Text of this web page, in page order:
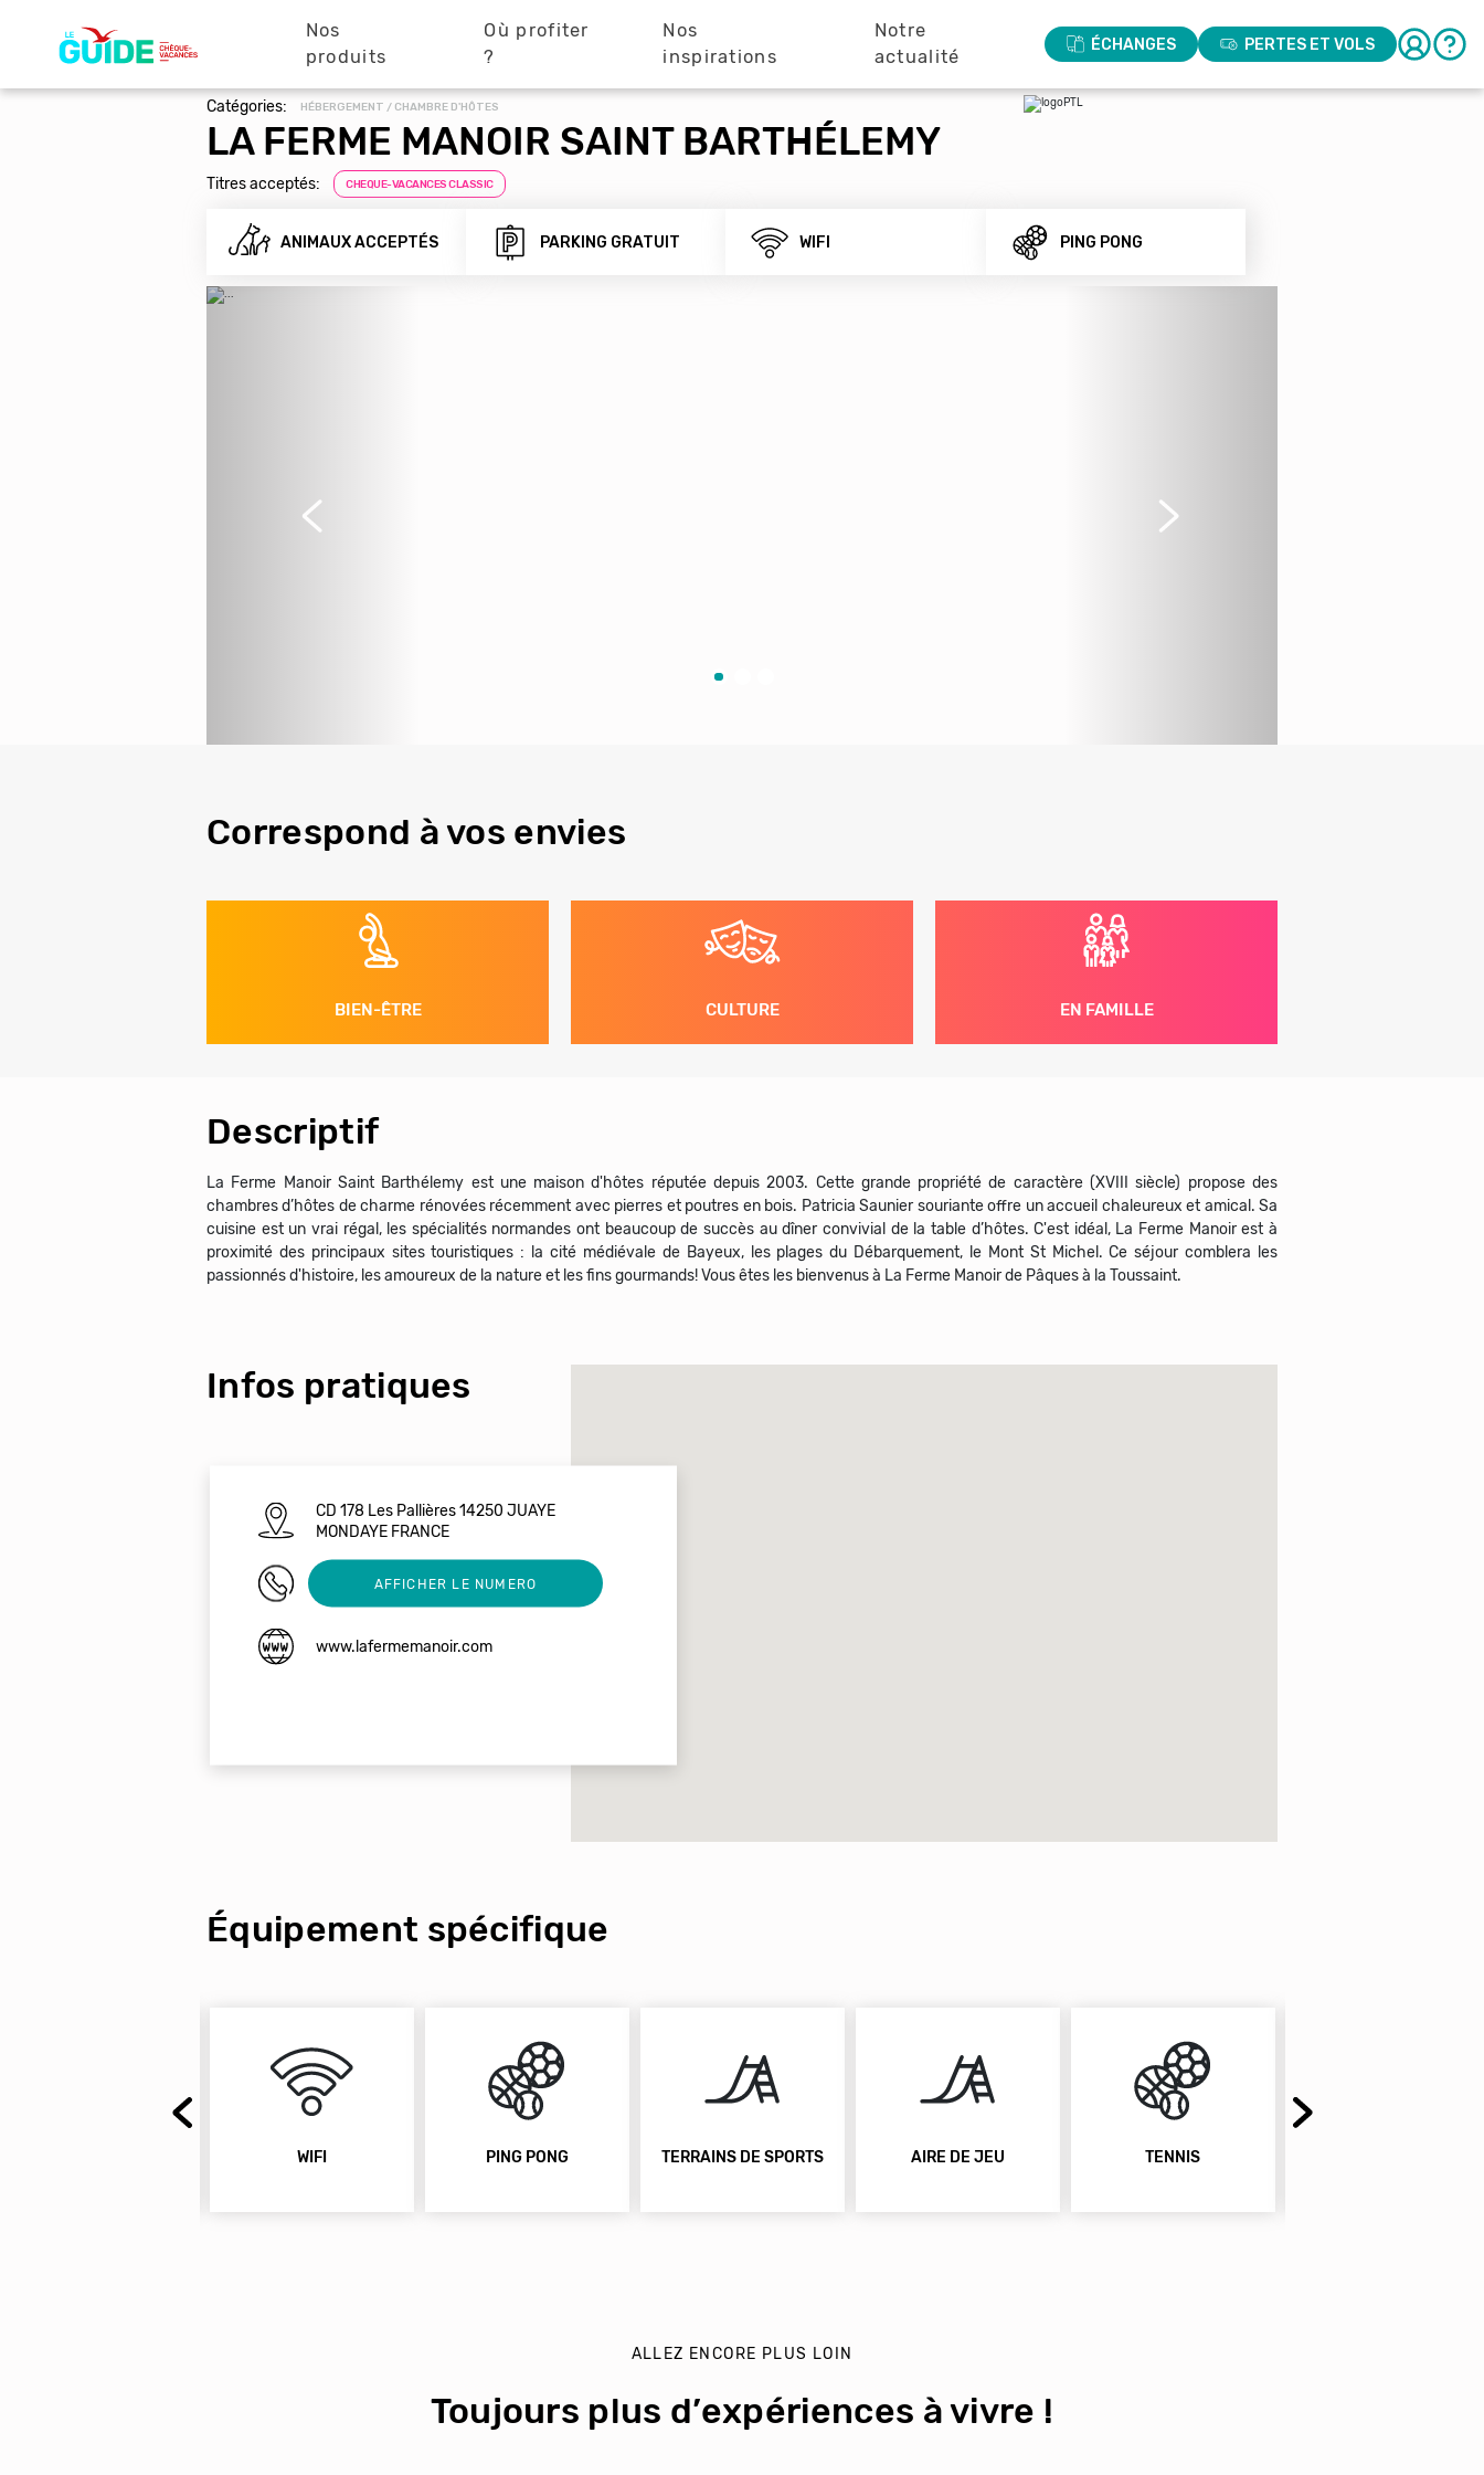
principale
Nos
produits
Où profiter
?
Nos
inspirations
Notre
actualité
ÉCHANGES PERTES ET VOLS
Catégories: HÉBERGEMENT / CHAMBRE D'HÔTES
LA FERME MANOIR SAINT BARTHÉLEMY
Titres acceptés: CHEQUE-VACANCES CLASSIC
ANIMAUX ACCEPTÉS PARKING GRATUIT WIFI PING PONG
Précédent Suivant
Correspond à vos envies
BIEN-ÊTRE CULTURE EN FAMILLE
Descriptif
La Ferme Manoir Saint Barthélemy est une maison d'hôtes réputée depuis 2003. Cette grande propriété de caractère (XVIII siècle) propose des
chambres d’hôtes de charme rénovées récemment avec pierres et poutres en bois. Patricia Saunier souriante offre un accueil chaleureux et amical. Sa
cuisine est un vrai régal, les spécialités normandes ont beaucoup de succès au dîner convivial de la table d’hôtes. C'est idéal, La Ferme Manoir est à
proximité des principaux sites touristiques : la cité médiévale de Bayeux, les plages du Débarquement, le Mont St Michel. Ce séjour comblera les
passionnés d'histoire, les amoureux de la nature et les fins gourmands! Vous êtes les bienvenus à La Ferme Manoir de Pâques à la Toussaint.
Infos pratiques
CD 178 Les Pallières 14250 JUAYE
MONDAYE FRANCE
0231216129AFFICHER LE NUMERO
www.lafermemanoir.com
Équipement spécifique
PING PONG TERRAINS DE SPORTS AIRE DE JEU TENNIS ANIMAUX ACCEPTÉS
ALLEZ ENCORE PLUS LOIN
Toujours plus d’expériences à vivre !